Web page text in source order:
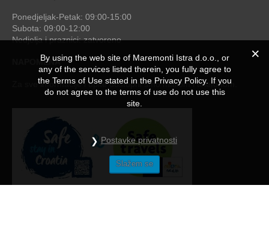
Ponedjeljak-Petak: 09:00-15:00
Subota: 09:00-12:00
Nedjelja i praznici: zatvoreno
NAPOMENA
Za sve informacije i upite dostupni smo mailom i telefonom.
By using the web site of Maremonti Istra d.o.o., or
any of the services listed therein, you fully agree to
the Terms of Use stated in the Privacy Policy. If you
do not agree to the terms of use do not use this
site.
Postavke privatnosti
Slažem se